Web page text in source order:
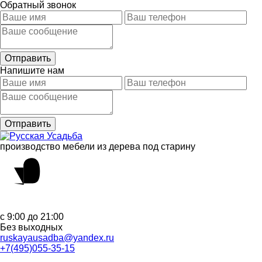
Обратный звонок
Напишите нам
производство мебели из дерева под старину
с 9:00 до 21:00
Без выходных
ruskayausadba@yandex.ru
+7(495)055-35-15